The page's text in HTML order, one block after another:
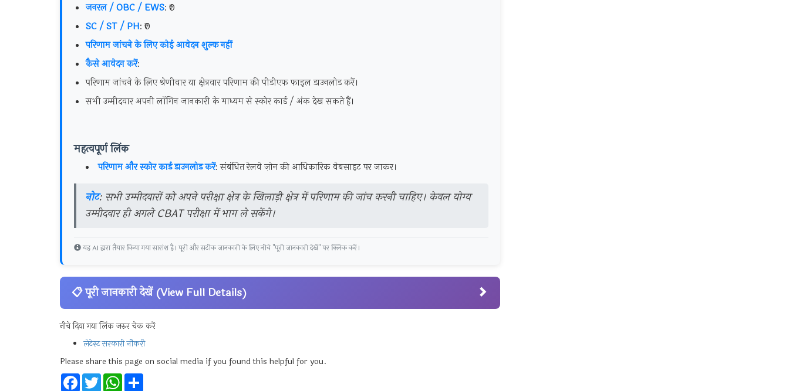
जनरल / OBC / EWS: ₹0
SC / ST / PH: ₹0
परिणाम जांचने के लिए कोई आवेदन शुल्क नहीं
कैसे आवेदन करें:
परिणाम जांचने के लिए श्रेणीवार या क्षेत्रवार परिणाम की पीडीएफ फाइल डाउनलोड करें।
सभी उम्मीदवार अपनी लॉगिन जानकारी के माध्यम से स्कोर कार्ड / अंक देख सकते हैं।
महत्वपूर्ण लिंक
परिणाम और स्कोर कार्ड डाउनलोड करें: संबंधित रेलवे ज़ोन की आधिकारिक वेबसाइट पर जाकर।
नोट: सभी उम्मीदवारों को अपने परीक्षा क्षेत्र के खिलाड़ी क्षेत्र में परिणाम की जांच करनी चाहिए। केवल योग्य
उम्मीदवार ही अगले CBAT परीक्षा में भाग ले सकेंगे।
यह AI द्वारा तैयार किया गया सारांश है। पूरी और सटीक जानकारी के लिए नीचे "पूरी जानकारी देखें" पर क्लिक करें।
📋 पूरी जानकारी देखें (View Full Details)
नीचे दिया गया लिंक जरुर चेक करें
लेटेस्ट सरकारी नौकरी
Please share this page on social media if you found this helpful for you.
FacebookTwitterWhatsApp